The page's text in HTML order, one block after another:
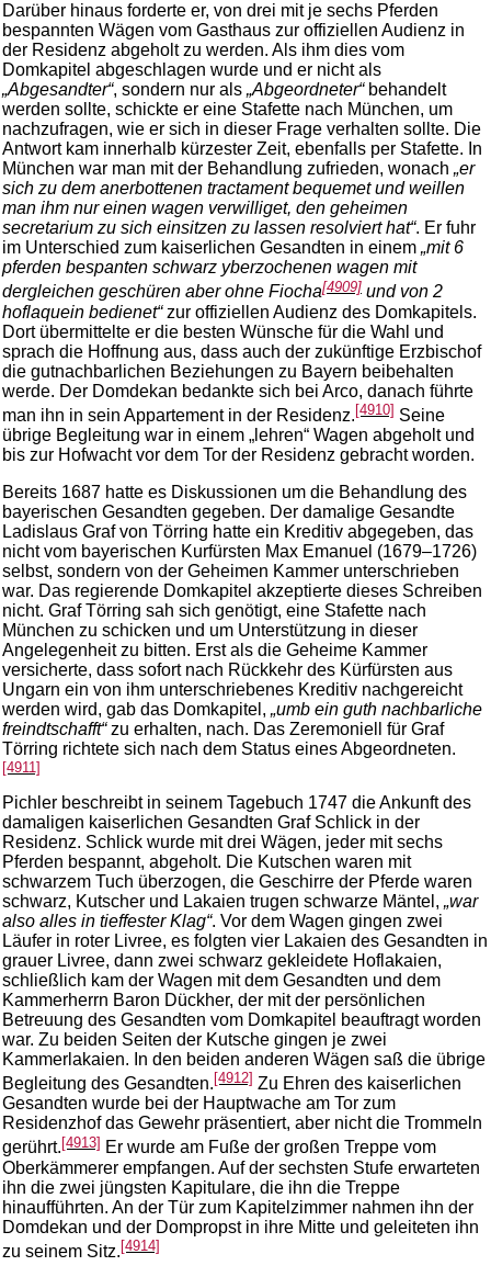
Darüber hinaus forderte er, von drei mit je sechs Pferden
bespannten Wägen vom Gasthaus zur offiziellen Audienz in
der Residenz abgeholt zu werden. Als ihm dies vom
Domkapitel abgeschlagen wurde und er nicht als
„Abgesandter“, sondern nur als „Abgeordneter“behandelt
werden sollte, schickte er eine Stafette nach München, um
nachzufragen, wie er sich in dieser Frage verhalten sollte. Die
Antwort kam innerhalb kürzester Zeit, ebenfalls per Stafette. In
München war man mit der Behandlung zufrieden, wonach „er
sich zu dem anerbottenen tractament bequemet und weillen
man ihm nur einen wagen verwilliget, den geheimen
secretarium zu sich einsitzen zu lassen resolviert hat“. Er fuhr
im Unterschied zum kaiserlichen Gesandten in einem „mit 6
pferden bespanten schwarz yberzochenen wagen mit
dergleichen geschüren aber ohne Fiocha[4909] und von 2
hoflaquein bedienet“zur offiziellen Audienz des Domkapitels.
Dort übermittelte er die besten Wünsche für die Wahl und
sprach die Hoffnung aus, dass auch der zukünftige Erzbischof
die gutnachbarlichen Beziehungen zu Bayern beibehalten
werde. Der Domdekan bedankte sich bei Arco, danach führte
man ihn in sein Appartement in der Residenz.[4910] Seine
übrige Begleitung war in einem „lehren“ Wagen abgeholt und
bis zur Hofwacht vor dem Tor der Residenz gebracht worden.
Bereits 1687 hatte es Diskussionen um die Behandlung des
bayerischen Gesandten gegeben. Der damalige Gesandte
Ladislaus Graf von Törring hatte ein Kreditiv abgegeben, das
nicht vom bayerischen Kurfürsten Max Emanuel (1679–1726)
selbst, sondern von der Geheimen Kammer unterschrieben
war. Das regierende Domkapitel akzeptierte dieses Schreiben
nicht. Graf Törring sah sich genötigt, eine Stafette nach
München zu schicken und um Unterstützung in dieser
Angelegenheit zu bitten. Erst als die Geheime Kammer
versicherte, dass sofort nach Rückkehr des Kürfürsten aus
Ungarn ein von ihm unterschriebenes Kreditiv nachgereicht
werden wird, gab das Domkapitel, „umb ein guth nachbarliche
freindtschafft“zu erhalten, nach. Das Zeremoniell für Graf
Törring richtete sich nach dem Status eines Abgeordneten.
[4911]
Pichler beschreibt in seinem Tagebuch 1747 die Ankunft des
damaligen kaiserlichen Gesandten Graf Schlick in der
Residenz. Schlick wurde mit drei Wägen, jeder mit sechs
Pferden bespannt, abgeholt. Die Kutschen waren mit
schwarzem Tuch überzogen, die Geschirre der Pferde waren
schwarz, Kutscher und Lakaien trugen schwarze Mäntel, „war
also alles in tieffester Klag“. Vor dem Wagen gingen zwei
Läufer in roter Livree, es folgten vier Lakaien des Gesandten in
grauer Livree, dann zwei schwarz gekleidete Hoflakaien,
schließlich kam der Wagen mit dem Gesandten und dem
Kammerherrn Baron Dückher, der mit der persönlichen
Betreuung des Gesandten vom Domkapitel beauftragt worden
war. Zu beiden Seiten der Kutsche gingen je zwei
Kammerlakaien. In den beiden anderen Wägen saß die übrige
Begleitung des Gesandten. [4912] Zu Ehren des kaiserlichen
Gesandten wurde bei der Hauptwache am Tor zum
Residenzhof das Gewehr präsentiert, aber nicht die Trommeln
gerührt.[4913] Er wurde am Fuße der großen Treppe vom
Oberkämmerer empfangen. Auf der sechsten Stufe erwarteten
ihn die zwei jüngsten Kapitulare, die ihn die Treppe
hinaufführten. An der Tür zum Kapitelzimmer nahmen ihn der
Domdekan und der Dompropst in ihre Mitte und geleiteten ihn
zu seinem Sitz.[4914]